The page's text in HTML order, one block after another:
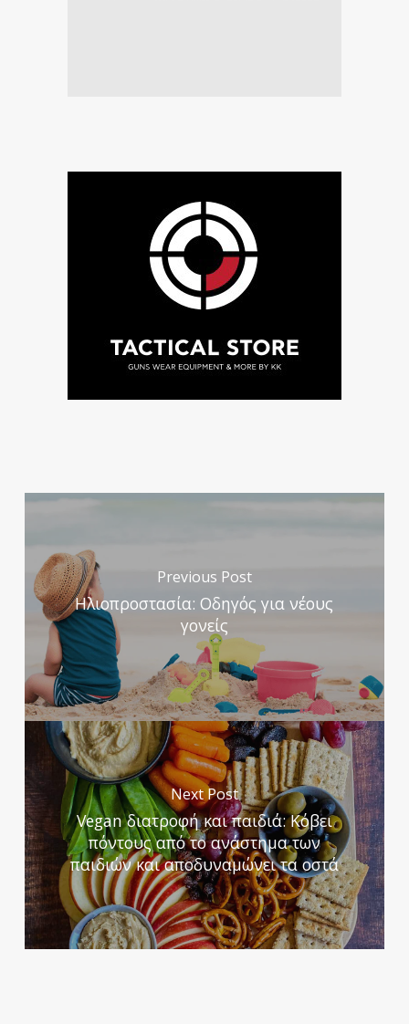
Previous Post
Ηλιοπροστασία: Οδηγός για νέους
γονείς
Next Post
Vegan διατροφή και παιδιά: Κόβει
πόντους από το ανάστημα των
παιδιών και αποδυναμώνει τα οστά